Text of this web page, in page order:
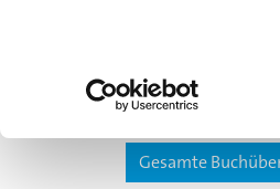
Gesamte